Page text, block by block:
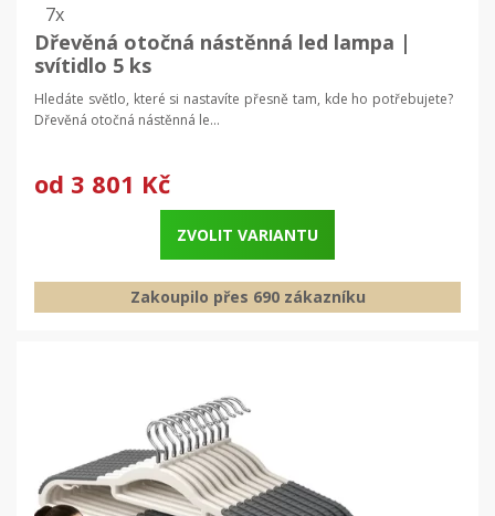
7x
Dřevěná otočná nástěnná led lampa |
svítidlo 5 ks
Hledáte světlo, které si nastavíte přesně tam, kde ho potřebujete?
Dřevěná otočná nástěnná le...
od 3 801 Kč
ZVOLIT VARIANTU
Zakoupilo přes 690 zákazníku